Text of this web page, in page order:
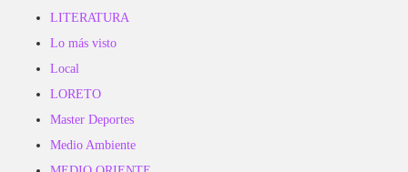
LITERATURA
Lo más visto
Local
LORETO
Master Deportes
Medio Ambiente